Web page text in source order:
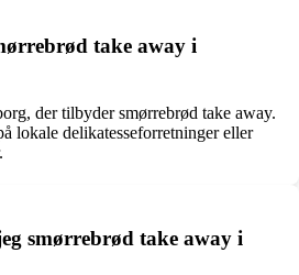
take away i
der tilbyder smørrebrød take away.
lokale delikatesseforretninger eller
smørrebrød take away i